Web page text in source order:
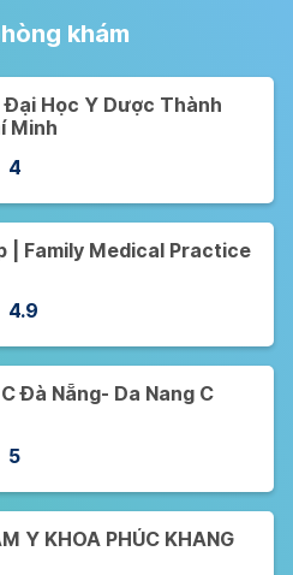
khám
Đại Học Y Dược Thành
Minh
4
| Family Medical Practice
4.9
Đà Nẵng- Da Nang C
5
Y KHOA PHÚC KHANG